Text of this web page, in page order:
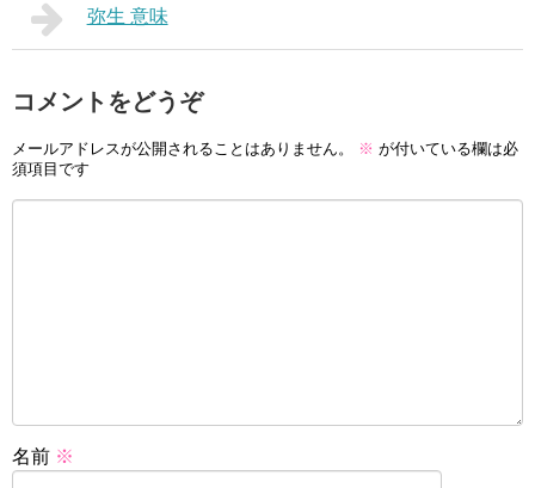
弥生 意味
コメントをどうぞ
メールアドレスが公開されることはありません。 ※ が付いている欄は必
須項目です
名前 ※